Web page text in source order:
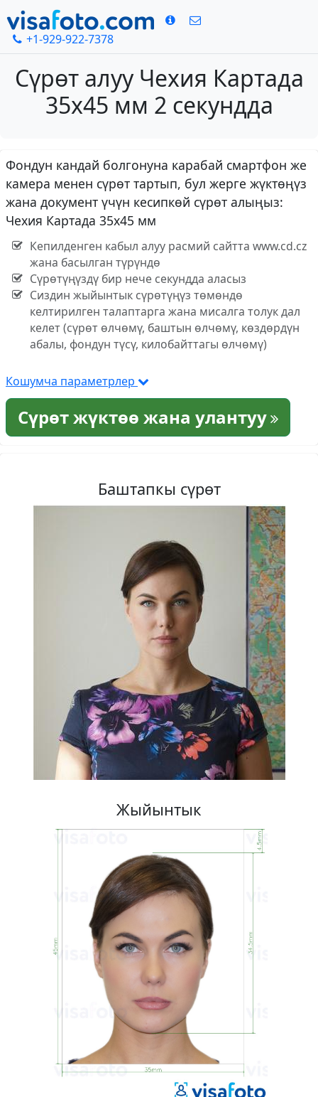
+1-929-922-7378
Сүрөт алуу Чехия Картада
35x45 мм 2 секундда
Фондун кандай болгонуна карабай смартфон же
камера менен сүрөт тартып, бул жерге жүктөңүз
жана документ үчүн кесипкөй сүрөт алыңыз:
Чехия Картада 35x45 мм
Кепилденген кабыл алуу расмий сайтта www.cd.cz
жана басылган түрүндө
Сүрөтүңүздү бир нече секундда аласыз
Сиздин жыйынтык сүрөтүңүз төмөндө
келтирилген талаптарга жана мисалга толук дал
келет (сүрөт өлчөмү, баштын өлчөмү, көздөрдүн
абалы, фондун түсү, килобайттагы өлчөмү)
Кошумча параметрлер
Сүрөт жүктөө жана улантуу
Баштапкы сүрөт
Жыйынтык